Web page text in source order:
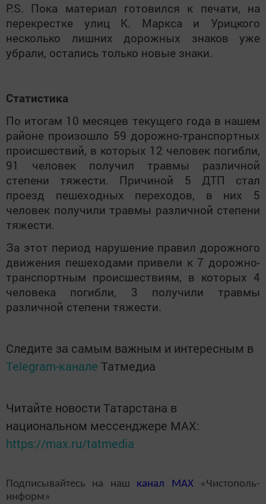
P.S. Пока материал готовился к печати, на
перекрестке улиц К. Маркса и Урицкого
несколько лишних дорожных знаков уже
убрали, остались только новые знаки.
Статистика
По итогам 10 месяцев текущего года в нашем
районе произошло 59 дорожно-транспортных
происшествий, в которых 12 человек погибли,
91 человек получил травмы различной
степени тяжести. Причиной 5 ДТП стал
проезд пешеходных переходов, в них 5
человек получили травмы различной степени
тяжести.
За этот период нарушение правил дорожного
движения пешеходами привели к 7 дорожно-
транспортным происшествиям, в которых 4
человека погибли, 3 получили травмы
различной степени тяжести.
Следите за самым важным и интересным в
Telegram-канале Татмедиа
Читайте новости Татарстана в
национальном мессенджере MАХ:
https://max.ru/tatmedia
Подписывайтесь на наш канал MAX«Чистополь-
информ»